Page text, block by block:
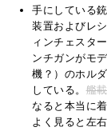
手にしている
装置およびレ
ィンチェスタ
ンチガンがモ
機？）のホル
している。艦
なると本当に着
よく見ると左